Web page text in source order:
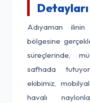
Detayları
Adıyaman ilinin
bölgesine
süreçlerinde,
safhada
ekibimiz,
havalı